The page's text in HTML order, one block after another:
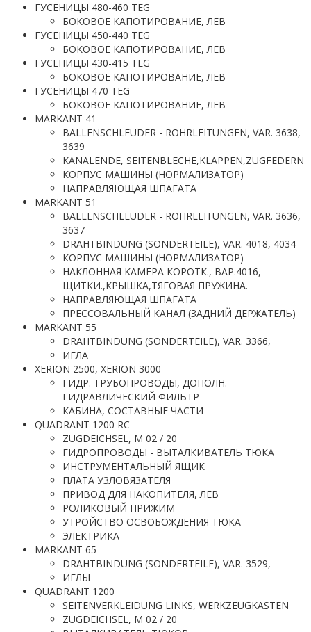
ГУСЕНИЦЫ 480-460 TEG
БОКОВОЕ КАПОТИРОВАНИЕ, ЛЕВ
ГУСЕНИЦЫ 450-440 TEG
БОКОВОЕ КАПОТИРОВАНИЕ, ЛЕВ
ГУСЕНИЦЫ 430-415 TEG
БОКОВОЕ КАПОТИРОВАНИЕ, ЛЕВ
ГУСЕНИЦЫ 470 TEG
БОКОВОЕ КАПОТИРОВАНИЕ, ЛЕВ
MARKANT 41
BALLENSCHLEUDER - ROHRLEITUNGEN, VAR. 3638,
3639
KANALENDE, SEITENBLECHE,KLAPPEN,ZUGFEDERN
КОРПУС МАШИНЫ (НОРМАЛИЗАТОР)
НАПРАВЛЯЮЩАЯ ШПАГАТА
MARKANT 51
BALLENSCHLEUDER - ROHRLEITUNGEN, VAR. 3636,
3637
DRAHTBINDUNG (SONDERTEILE), VAR. 4018, 4034
КОРПУС МАШИНЫ (НОРМАЛИЗАТОР)
НАКЛОННАЯ КАМЕРА КОРОТК., ВАР.4016,
ЩИТКИ.,КРЫШКА,ТЯГОВАЯ ПРУЖИНА.
НАПРАВЛЯЮЩАЯ ШПАГАТА
ПРЕССОВАЛЬНЫЙ КАНАЛ (ЗАДНИЙ ДЕРЖАТЕЛЬ)
MARKANT 55
DRAHTBINDUNG (SONDERTEILE), VAR. 3366,
ИГЛА
XERION 2500, XERION 3000
ГИДР. ТРУБОПРОВОДЫ, ДОПОЛН.
ГИДРАВЛИЧЕСКИЙ ФИЛЬТР
КАБИНА, СОСТАВНЫЕ ЧАСТИ
QUADRANT 1200 RC
ZUGDEICHSEL, M 02 / 20
ГИДРОПРОВОДЫ - ВЫТАЛКИВАТЕЛЬ ТЮКА
ИНСТРУМЕНТАЛЬНЫЙ ЯЩИК
ПЛАТА УЗЛОВЯЗАТЕЛЯ
ПРИВОД ДЛЯ НАКОПИТЕЛЯ, ЛЕВ
РОЛИКОВЫЙ ПРИЖИМ
УТРОЙСТВО ОСВОБОЖДЕНИЯ ТЮКА
ЭЛЕКТРИКА
MARKANT 65
DRAHTBINDUNG (SONDERTEILE), VAR. 3529,
ИГЛЫ
QUADRANT 1200
SEITENVERKLEIDUNG LINKS, WERKZEUGKASTEN
ZUGDEICHSEL, M 02 / 20